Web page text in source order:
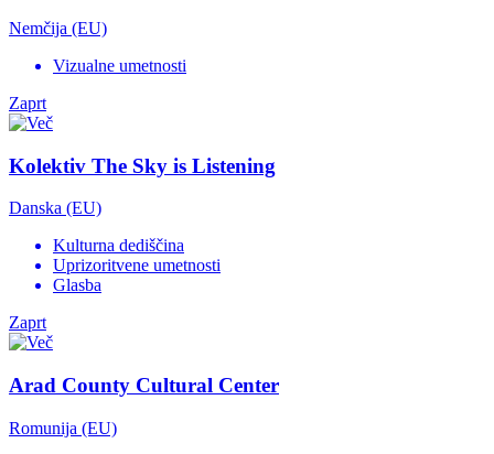
Nemčija (EU)
Vizualne umetnosti
Zaprt
Kolektiv The Sky is Listening
Danska (EU)
Kulturna dediščina
Uprizoritvene umetnosti
Glasba
Zaprt
Arad County Cultural Center
Romunija (EU)